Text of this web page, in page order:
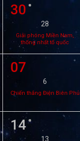
30
28
Giải phóng Miền Nam,
thống nhất tổ quốc
07
6
Chiến thắng Điện Biên Phủ
14
13